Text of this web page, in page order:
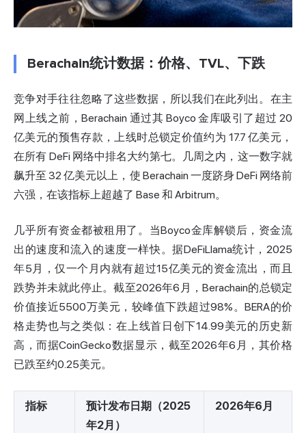
Berachain统计数据：价格、TVL、下跌
竞争对手往往忽略了这些数据，所以我们在此列出。在主
网上线之前，Berachain 通过其 Boyco 金库吸引了超过 20
亿美元的预售存款，上线时总锁定价值约为 17.7 亿美元，
在所有 DeFi 网络中排名大约第七。几周之内，这一数字就
飙升至 32 亿美元以上，使 Berachain 一度跻身 DeFi 网络前
六强，在该指标上超越了 Base 和 Arbitrum。
几乎所有资金都被租用了。当Boyco金库解锁后，资金流
出的速度和流入的速度一样快。据DeFiLlama统计，2025
年5月，仅一个月内就有超过15亿美元的资金流出，而且
跌势并未就此停止。截至2026年6月，Berachain的总锁定
价值接近5500万美元，较峰值下跌超过98%。BERA的价
格走势也与之类似：在上线首日创下14.99美元的历史新
高，而据CoinGecko数据显示 ，截至2026年6月，其价格
已跌至约0.25美元。
指标
预计发布日期（2025
年2月）
2026年6月